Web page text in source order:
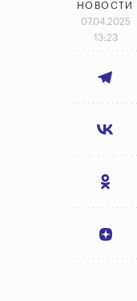
НОВОСТИ
07.04.2025
13:23